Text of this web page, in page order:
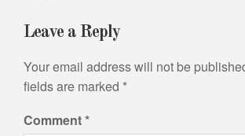
Leave a Reply
Your email address will not be
fields are marked *
Comment*